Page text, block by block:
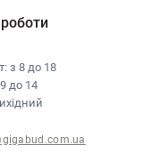
з 8 до 18
до 14